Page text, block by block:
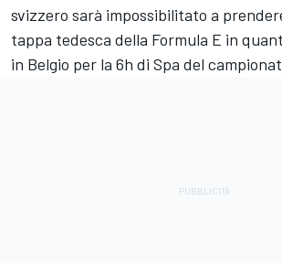
svizzero sarà impossibilitato a
tappa tedesca della Formula E in
in Belgio per la 6h di Spa del